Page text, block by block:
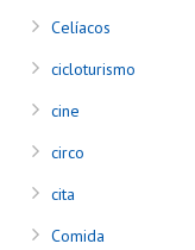
Celíacos
cicloturismo
cine
circo
cita
Comida